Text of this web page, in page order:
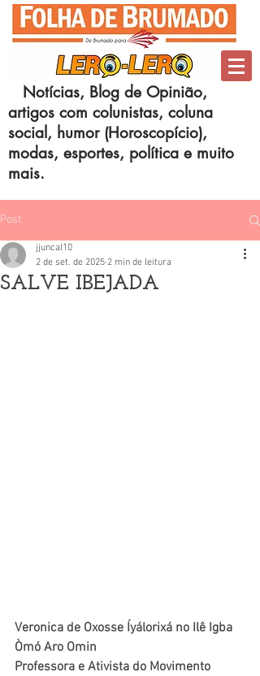
Notícias, Blog de Opinião,
artigos com colunistas, coluna
social, humor (Horoscopício),
modas, esportes, política e muito
mais.
Post
SALVE IBEJADA
jjuncal10
2 de set. de 2025 2 min de leitura
Veronica de Oxosse Íyálorixá no Ilê Igba
Òmó Aro Omin
Professora e Ativista do Movimento